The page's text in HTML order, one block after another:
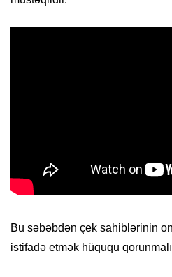
Bu səbəbdən çek sahiblərinin
istifadə etmək hüququ